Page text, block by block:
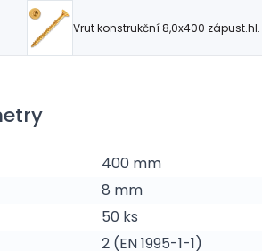
Vrut konstrukční 8,0x400 zápust.hl.
400 mm
8 mm
50 ks
2 (EN 1995-1-1)